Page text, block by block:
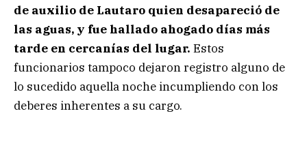
de auxilio de Lautaro quien desapareció de
las aguas, y fue hallado ahogado días más
tarde en cercanías del lugar. Estos
funcionarios tampoco dejaron registro alguno de
lo sucedido aquella noche incumpliendo con los
deberes inherentes a su cargo.